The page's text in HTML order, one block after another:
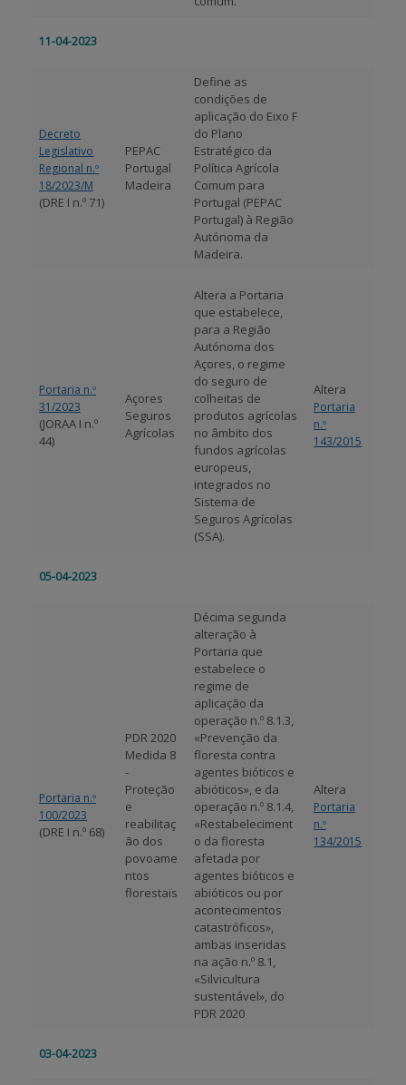
11-04-2023
Decreto
Legislativo
Regional n.º
18/2023/M
(DRE I n.º 71)
PEPAC
Portugal
Madeira
Define as
condições de
aplicação do Eixo F
do Plano
Estratégico da
Política Agrícola
Comum para
Portugal (PEPAC
Portugal) à Região
Autónoma da
Madeira.
Portaria n.º
31/2023
(JORAA I n.º
44)
Açores
Seguros
Agrícolas
Altera a Portaria
que estabelece,
para a Região
Autónoma dos
Açores, o regime
do seguro de
colheitas de
produtos agrícolas
no âmbito dos
fundos agrícolas
europeus,
integrados no
Sistema de
Seguros Agrícolas
(SSA).
Altera
Portaria
n.º
143/2015
05-04-2023
Portaria n.º
100/2023
(DRE I n.º 68)
PDR 2020
Medida 8
-
Proteção
e
reabilitaç
ão dos
povoame
ntos
florestais
Décima segunda
alteração à
Portaria que
estabelece o
regime de
aplicação da
operação n.º 8.1.3,
«Prevenção da
floresta contra
agentes bióticos e
abióticos», e da
operação n.º 8.1.4,
«Restabeleciment
o da floresta
afetada por
agentes bióticos e
abióticos ou por
acontecimentos
catastróficos»,
ambas inseridas
na ação n.º 8.1,
«Silvicultura
sustentável», do
PDR 2020
Altera
Portaria
n.º
134/2015
03-04-2023